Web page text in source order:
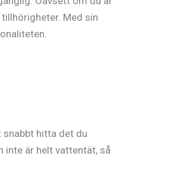
Med sin
snabbt hitta det du
inte är helt vattentät, så